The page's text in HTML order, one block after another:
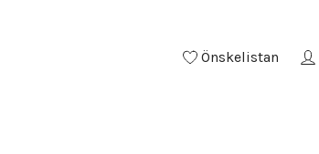
Önskelistan